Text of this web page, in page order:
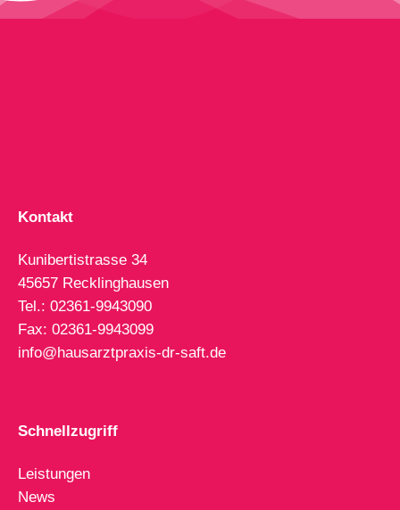
Kontakt
Kunibertistrasse 34
45657 Recklinghausen
Tel.: 02361-9943090
Fax: 02361-9943099
info@hausarztpraxis-dr-saft.de
Schnellzugriff
Leistungen
News